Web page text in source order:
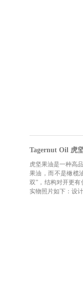
Tagernut Oil 虎
虎坚果油是一种高
果油，而不是橄榄
双”，结构对开更
实物照片如下：设